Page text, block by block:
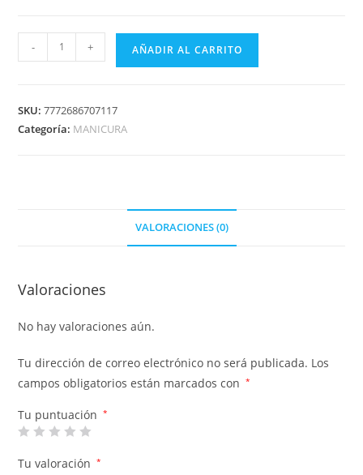
- + AÑADIR AL CARRITO
SKU:7772686707117
Categoría: MANICURA
VALORACIONES (0)
Valoraciones
No hay valoraciones aún.
Tu dirección de correo electrónico no será publicada. Los
campos obligatorios están marcados con
*
Tu puntuación *
Tu valoración *